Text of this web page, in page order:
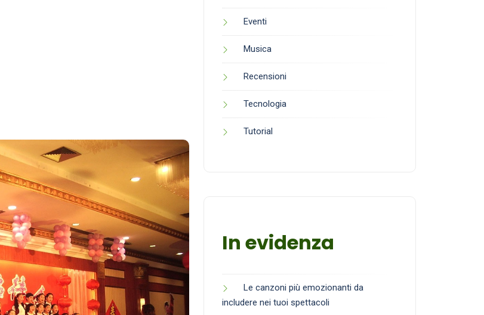
Eventi
Musica
Recensioni
Tecnologia
Tutorial
In evidenza
Le canzoni più emozionanti da
includere nei tuoi spettacoli